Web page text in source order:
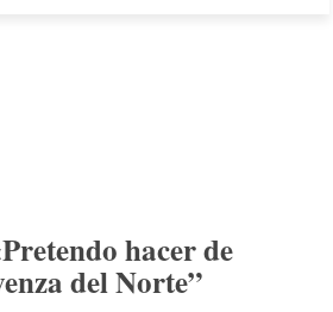
hacer de
del Norte”